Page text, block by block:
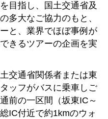
目指し、国土交通省及
多大なご協力のもと、
と、業界でほぼ事例が
きるツアーの企画を実
交通省関係者または東
ッフがバスに乗車しご
前の一区間（坂東IC～
IC付近で約1kmのウォ